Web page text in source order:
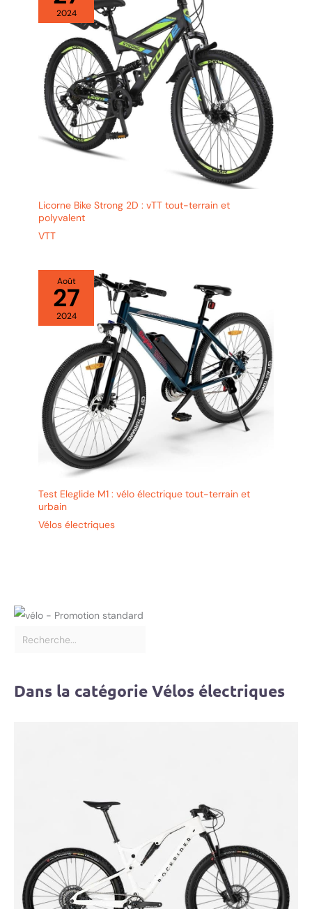
sécurité accrue et une distance
de freinage réduite.
2024
Licorne Bike Strong 2D : vTT tout-terrain et
polyvalent
VTT
Août
27
2024
Test Eleglide M1 : vélo électrique tout-terrain et
urbain
Vélos électriques
Dans la catégorie Vélos électriques